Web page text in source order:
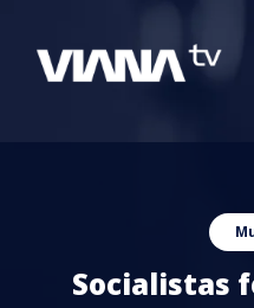
Socialistas